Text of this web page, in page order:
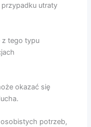
utraty
z tego typu
okazać się
potrzeb,